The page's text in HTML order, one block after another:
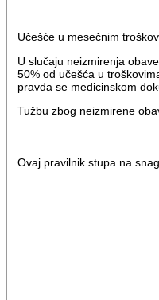
Učešće u mesečnim
U slučaju neizmirenja
50% od učešća u
pravda se medicinskom
Tužbu zbog neizmirene
Ovaj pravilnik stupa na